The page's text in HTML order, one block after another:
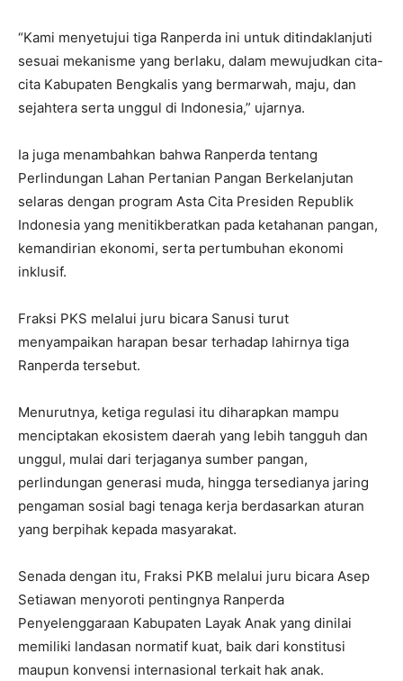
“Kami menyetujui tiga Ranperda ini untuk ditindaklanjuti
sesuai mekanisme yang berlaku, dalam mewujudkan cita-
cita Kabupaten Bengkalis yang bermarwah, maju, dan
sejahtera serta unggul di Indonesia,” ujarnya.
Ia juga menambahkan bahwa Ranperda tentang
Perlindungan Lahan Pertanian Pangan Berkelanjutan
selaras dengan program Asta Cita Presiden Republik
Indonesia yang menitikberatkan pada ketahanan pangan,
kemandirian ekonomi, serta pertumbuhan ekonomi
inklusif.
Fraksi PKS melalui juru bicara Sanusi turut
menyampaikan harapan besar terhadap lahirnya tiga
Ranperda tersebut.
Menurutnya, ketiga regulasi itu diharapkan mampu
menciptakan ekosistem daerah yang lebih tangguh dan
unggul, mulai dari terjaganya sumber pangan,
perlindungan generasi muda, hingga tersedianya jaring
pengaman sosial bagi tenaga kerja berdasarkan aturan
yang berpihak kepada masyarakat.
Senada dengan itu, Fraksi PKB melalui juru bicara Asep
Setiawan menyoroti pentingnya Ranperda
Penyelenggaraan Kabupaten Layak Anak yang dinilai
memiliki landasan normatif kuat, baik dari konstitusi
maupun konvensi internasional terkait hak anak.